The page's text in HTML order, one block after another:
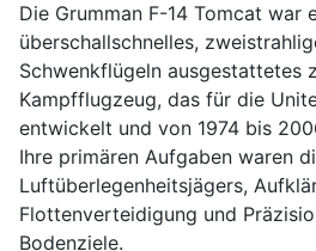
Die Grumman F-14 Tomcat war
überschallschnelles,
Schwenkflügeln ausgestattetes
Kampfflugzeug, das für die
entwickelt und von 1974 bis
Ihre primären Aufgaben waren
Luftüberlegenheitsjägers,
Flottenverteidigung und
Bodenziele.